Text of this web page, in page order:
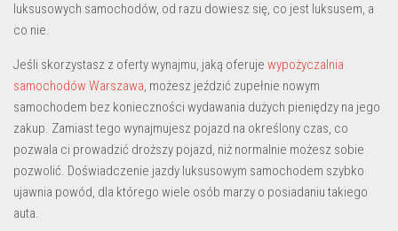
luksusowych samochodów, od razu dowiesz się, co jest luksusem, a
co nie.
Jeśli skorzystasz z oferty wynajmu, jaką oferuje wypożyczalnia
samochodów Warszawa, możesz jeździć zupełnie nowym
samochodem bez konieczności wydawania dużych pieniędzy na jego
zakup. Zamiast tego wynajmujesz pojazd na określony czas, co
pozwala ci prowadzić droższy pojazd, niż normalnie możesz sobie
pozwolić. Doświadczenie jazdy luksusowym samochodem szybko
ujawnia powód, dla którego wiele osób marzy o posiadaniu takiego
auta.